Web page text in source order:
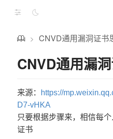
> CNVD通用漏洞证书
CNVD通用漏
来源：
https://
D7-vHKA
只要根据步骤来，相信每
证书